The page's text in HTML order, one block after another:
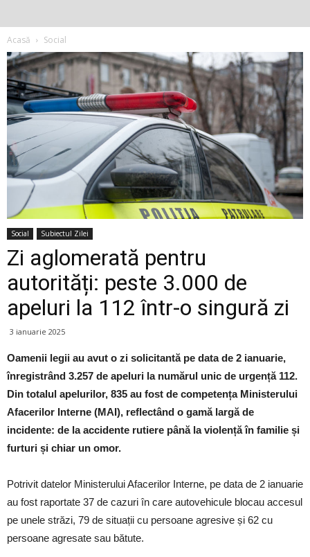
Acasă Social
Social Subiectul Zilei
Zi aglomerată pentru
autorități: peste 3.000 de
apeluri la 112 într-o singură zi
3 ianuarie 2025
Oamenii legii au avut o zi solicitantă pe data de 2 ianuarie,
înregistrând 3.257 de apeluri la numărul unic de urgență 112.
Din totalul apelurilor, 835 au fost de competența Ministerului
Afacerilor Interne (MAI), reflectând o gamă largă de
incidente: de la accidente rutiere până la violență în familie și
furturi și chiar un omor.
Potrivit datelor Ministerului Afacerilor Interne, pe data de 2 ianuarie
au fost raportate 37 de cazuri în care autovehicule blocau accesul
pe unele străzi, 79 de situații cu persoane agresive și 62 cu
persoane agresate sau bătute.